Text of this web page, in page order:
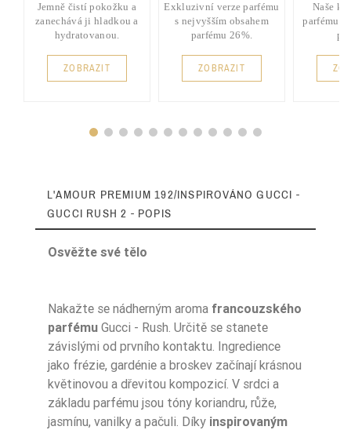
Jemně čistí pokožku a
zanechává ji hladkou a
hydratovanou.
ZOBRAZIT
Exkluzivní verze parfému
s nejvyšším obsahem
parfému 26%.
ZOBRAZIT
Naše
parfému s
L'AMOUR PREMIUM 192/INSPIROVÁNO GUCCI -
GUCCI RUSH 2 - POPIS
Osvěžte své tělo
Nakažte se nádherným aroma francouzského
parfému Gucci - Rush. Určitě se stanete
závislými od prvního kontaktu. Ingredience
jako frézie, gardénie a broskev začínají krásnou
květinovou a dřevitou kompozicí. V srdci a
základu parfému jsou tóny koriandru, růže,
jasmínu, vanilky a pačuli. Díky inspirovaným
Ean13 5906826253017